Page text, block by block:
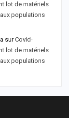
lot de matériels
populations
surCovid-
lot de matériels
populations